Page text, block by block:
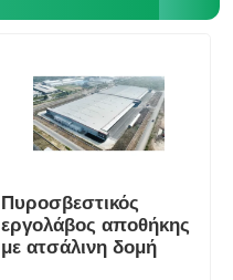
Πυροσβεστικός
εργολάβος αποθήκης
με ατσάλινη δομή